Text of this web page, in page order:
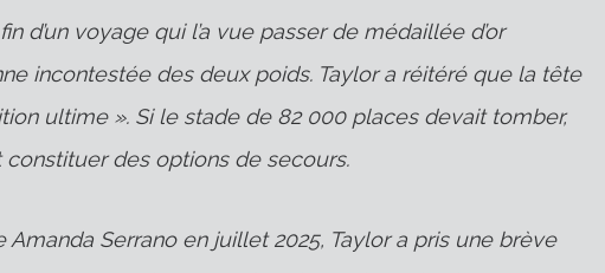
d’un voyage qui l’a vue passer de médaillée d’or
incontestée des deux poids. Taylor a réitéré que la tête
ultime ». Si le stade de 82 000 places devait tomber,
constituer des options de secours.
Serrano en juillet 2025, Taylor a pris une brève